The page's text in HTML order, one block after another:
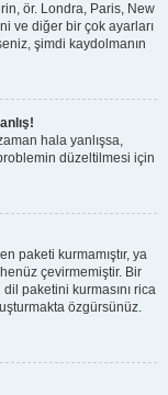
ör. Londra, Paris, New
ve diğer bir çok ayarları
şimdi kaydolmanın
hala yanlışsa,
düzeltilmesi için
paketi kurmamıştır, ya
çevirmemiştir. Bir
paketini kurmasını rica
özgürsünüz.